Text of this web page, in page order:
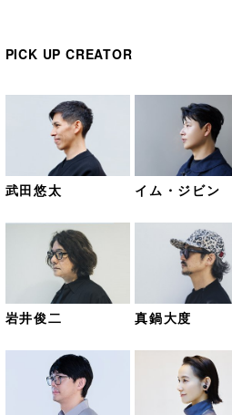
PICK UP CREATOR
武田悠太 イム・ジビン
岩井俊二 真鍋大度